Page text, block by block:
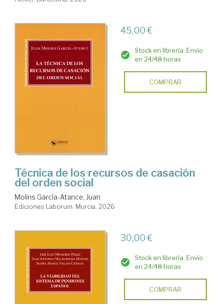
45,00 €
Stock en librería. Envío
en 24/48 horas
COMPRAR
Técnica de los recursos de casación
del orden social
Molins García-Atance, Juan
Ediciones Laborum. Murcia, 2026
30,00 €
Stock en librería. Envío
en 24/48 horas
COMPRAR